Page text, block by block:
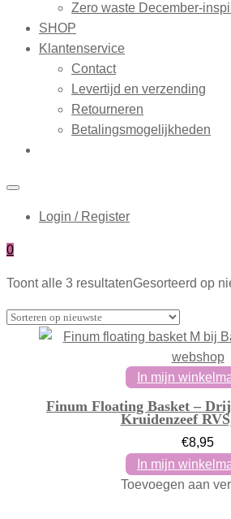
Zero waste December-
SHOP
Klantenservice
Contact
Levertijd en verzending
Retourneren
Betalingsmogelijkheden
Login / Register
0
Toont alle 3 resultatenGesorteerd op
In mijn
Finum Floating Basket –
Kruidenzeef
€8,95
In mijn
Toevoegen aan